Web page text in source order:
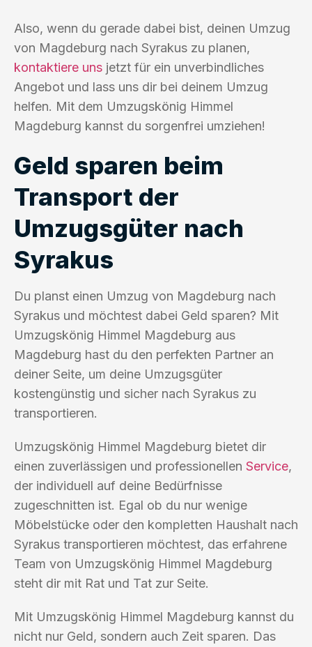
Also, wenn du gerade dabei bist, deinen Umzug
von Magdeburg nach Syrakus zu planen,
kontaktiere uns jetzt für ein unverbindliches
Angebot und lass uns dir bei deinem Umzug
helfen. Mit dem Umzugskönig Himmel
Magdeburg kannst du sorgenfrei umziehen!
Geld sparen beim
Transport der
Umzugsgüter nach
Syrakus
Du planst einen Umzug von Magdeburg nach
Syrakus und möchtest dabei Geld sparen? Mit
Umzugskönig Himmel Magdeburg aus
Magdeburg hast du den perfekten Partner an
deiner Seite, um deine Umzugsgüter
kostengünstig und sicher nach Syrakus zu
transportieren.
Umzugskönig Himmel Magdeburg bietet dir
einen zuverlässigen und professionellen Service,
der individuell auf deine Bedürfnisse
zugeschnitten ist. Egal ob du nur wenige
Möbelstücke oder den kompletten Haushalt nach
Syrakus transportieren möchtest, das erfahrene
Team von Umzugskönig Himmel Magdeburg
steht dir mit Rat und Tat zur Seite.
Mit Umzugskönig Himmel Magdeburg kannst du
nicht nur Geld, sondern auch Zeit sparen. Das